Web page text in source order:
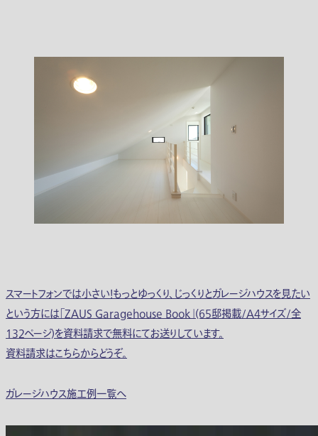
スマートフォンでは小さい！もっとゆっくり、じっくりとガレージハウスを見たい
という方には「ZAUS Garagehouse Book」(65邸掲載/A4サイズ/全
132ページ)を資料請求で無料にてお送りしています。
資料請求はこちらからどうぞ。
ガレージハウス施工例一覧へ